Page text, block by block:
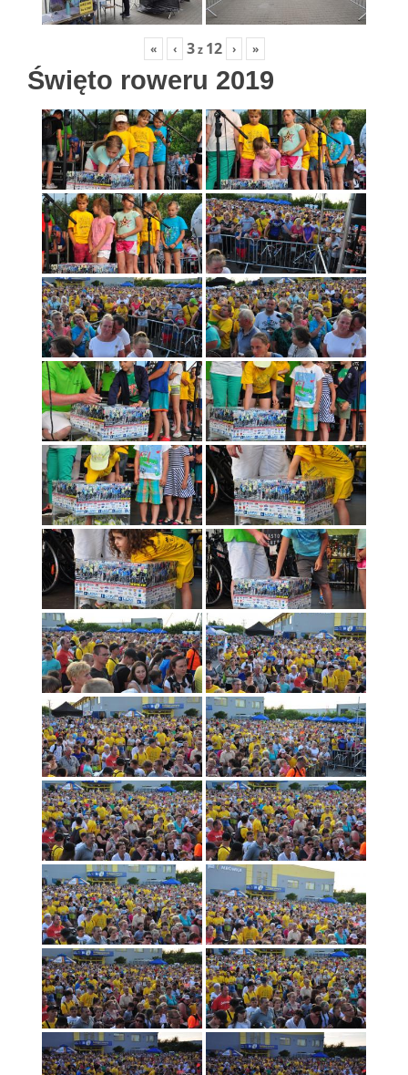
« ‹ 3z 12 › »
Święto roweru 2019